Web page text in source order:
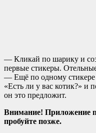
— Кликай по шарику и
первые стикеры.
— Ещё по одному стикерe
«Есть ли у вас котик?» и
он это предложит.
Внимание! Приложение
пробуйте позже.